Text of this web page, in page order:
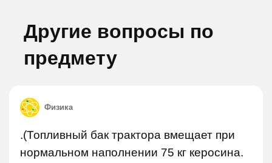
Другие вопросы по
предмету
Физика
.(Топливный бак трактора вмещает при
нормальном наполнении 75 кг керосина.